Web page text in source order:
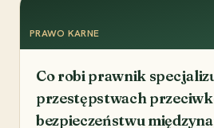
PRAWO KARNE
Co robi prawnik
przestępstwach
bezpieczeństwu